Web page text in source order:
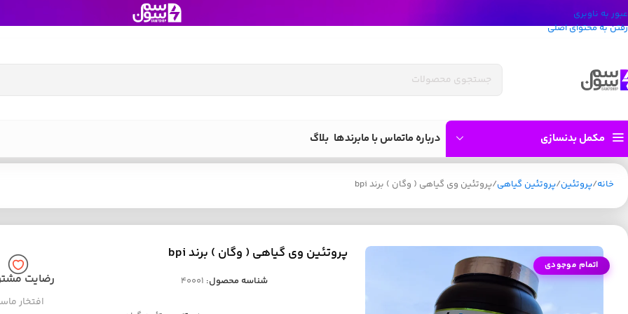
عبور به ناوبری
رفتن به محتوای اصلی
مکمل بدنسازی درباره ماتماس با مابرندها بلاگ
خانه پروتئین پروتئین گیاهی پروتئین وی گیاهی ( وگان ) برند bpi
اتمام موجودی
پروتئین وی گیاهی ( وگان ) برند bpi
شناسه محصول: 40001 رضایت
افتخار